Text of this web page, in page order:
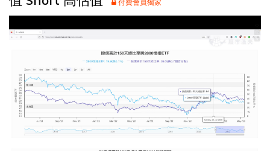
付費會員獨家